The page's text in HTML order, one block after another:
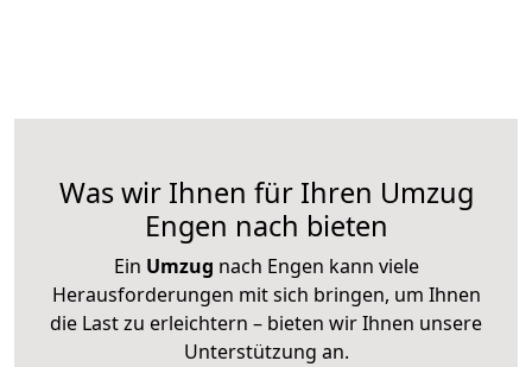
Was wir Ihnen für Ihren Umzug
Engen nach bieten
Ein Umzug nach Engen kann viele
Herausforderungen mit sich bringen, um Ihnen
die Last zu erleichtern – bieten wir Ihnen unsere
Unterstützung an.